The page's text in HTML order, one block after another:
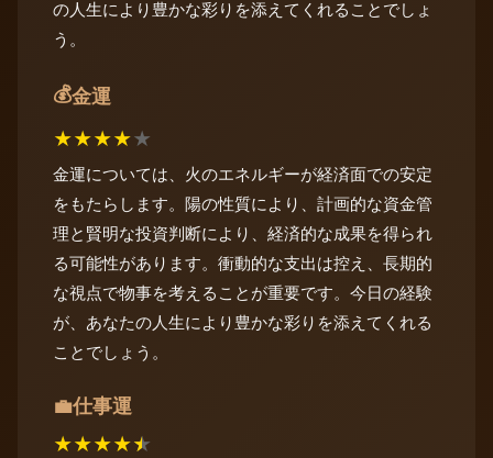
の人生により豊かな彩りを添えてくれることでしょ
う。
💰金運
★★★★★
金運については、火のエネルギーが経済面での安定
をもたらします。陽の性質により、計画的な資金管
理と賢明な投資判断により、経済的な成果を得られ
る可能性があります。衝動的な支出は控え、長期的
な視点で物事を考えることが重要です。今日の経験
が、あなたの人生により豊かな彩りを添えてくれる
ことでしょう。
💼仕事運
★★★★★